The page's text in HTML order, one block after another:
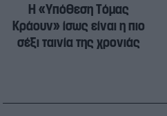
Η «Υπόθεση Τόμας
Κράουν» ίσως είναι η πιο
σέξι ταινία της χρονιάς